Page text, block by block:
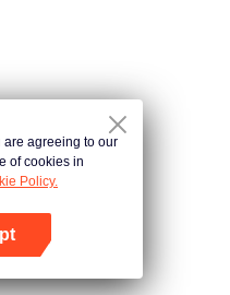
are agreeing to our
of cookies in
Policy.